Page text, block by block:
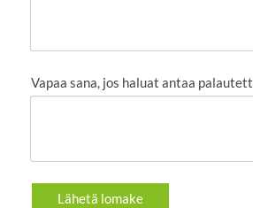
Vapaa sana, jos haluat antaa
Lähetä lomake